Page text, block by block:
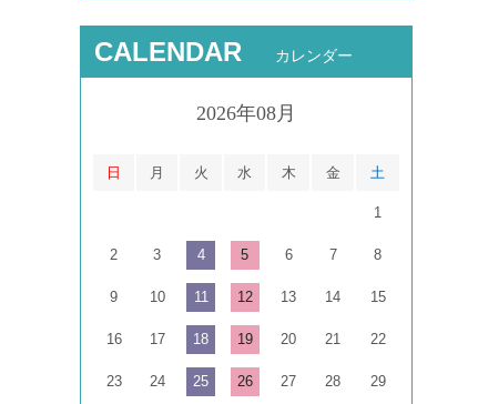
CALENDAR カレンダー
2026年08月
日 月 火 水 木 金 土
1
2 3 4 5 6 7 8
9 10 11 12 13 14 15
16 17 18 19 20 21 22
23 24 25 26 27 28 29